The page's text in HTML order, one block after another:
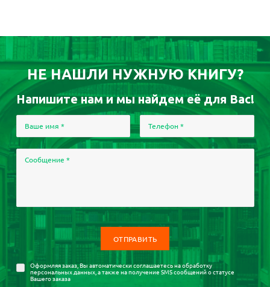
НЕ НАШЛИ НУЖНУЮ КНИГУ?
Напишите нам и мы найдем её для Вас!
Ваше имя * Телефон *
Сообщение *
Оформляя заказ, Вы автоматически соглашаетесь наобработку
персональных данных, а также на получение SMS сообщений о статусе
Вашего заказа